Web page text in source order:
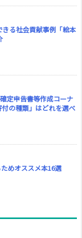
る社会貢献事例「絵本
定申告書等作成コーナ
の種類」はどれを選べ
めオススメ本16選